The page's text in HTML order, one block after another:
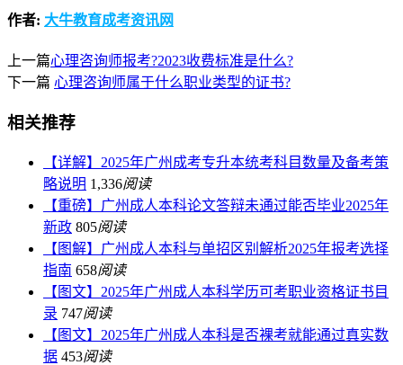
作者: 大牛教育成考资讯网
上一篇心理咨询师报考?2023收费标准是什么?
下一篇 心理咨询师属于什么职业类型的证书?
相关推荐
【详解】2025年广州成考专升本统考科目数量及备考策
略说明 1,336阅读
【重磅】广州成人本科论文答辩未通过能否毕业2025年
新政 805阅读
【图解】广州成人本科与单招区别解析2025年报考选择
指南 658阅读
【图文】2025年广州成人本科学历可考职业资格证书目
录 747阅读
【图文】2025年广州成人本科是否裸考就能通过真实数
据 453阅读